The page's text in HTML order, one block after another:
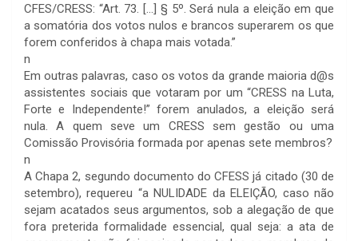
CFES/CRESS: “Art. 73. […] § 5º. Será nula a eleição em que
a somatória dos votos nulos e brancos superarem os que
forem conferidos à chapa mais votada.”
n
Em outras palavras, caso os votos da grande maioria d@s
assistentes sociais que votaram por um “CRESS na Luta,
Forte e Independente!” forem anulados, a eleição será
nula. A quem seve um CRESS sem gestão ou uma
Comissão Provisória formada por apenas sete membros?
n
A Chapa 2, segundo documento do CFESS já citado (30 de
setembro), requereu “a NULIDADE da ELEIÇÃO, caso não
sejam acatados seus argumentos, sob a alegação de que
fora preterida formalidade essencial, qual seja: a ata de